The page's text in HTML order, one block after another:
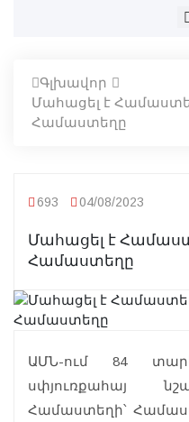
Գլխավոր
Մահացել է
Համաստեղը
693 04/08/2023
Մահացել է
Համաստեղը
ԱՄՆ-ում 84
սփյուռքահայ
Համաստեղի՝